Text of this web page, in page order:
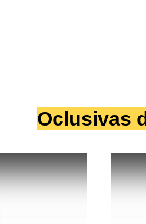
Oclusivas